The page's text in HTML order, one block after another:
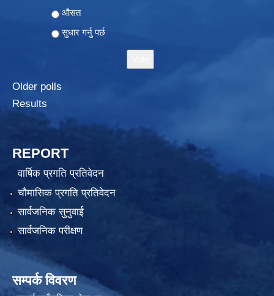
औसत
सुधार गर्नु पर्छ
Older polls
Results
REPORT
वार्षिक प्रगति प्रतिवेदन
चौमासिक प्रगति प्रतिवेदन
सार्वजनिक सुनुवाई
सार्वजनिक परीक्षण
सम्पर्क विवरण